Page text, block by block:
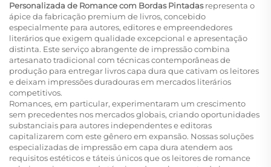
Personalizada de Romance com Bordas Pintadasrepresenta o
ápice da fabricação premium de livros, concebido
especialmente para autores, editores e empreendedores
literários que exigem qualidade excepcional e apresentação
distinta. Este serviço abrangente de impressão combina
artesanato tradicional com técnicas contemporâneas de
produção para entregar livros capa dura que cativam os leitores
e deixam impressões duradouras em mercados literários
competitivos.
Romances, em particular, experimentaram um crescimento
sem precedentes nos mercados globais, criando oportunidades
substanciais para autores independentes e editoras
capitalizarem com este gênero em expansão. Nossas soluções
especializadas de impressão em capa dura atendem aos
requisitos estéticos e táteis únicos que os leitores de romance